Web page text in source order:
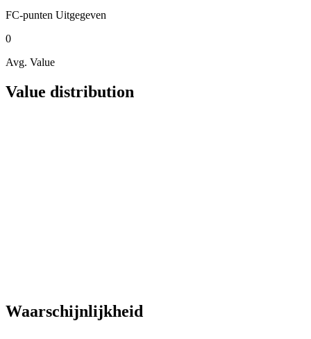
FC-punten Uitgegeven
0
Avg. Value
Value distribution
Waarschijnlijkheid